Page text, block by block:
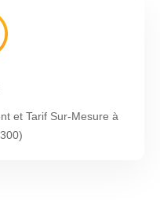
et Tarif Sur-Mesure à